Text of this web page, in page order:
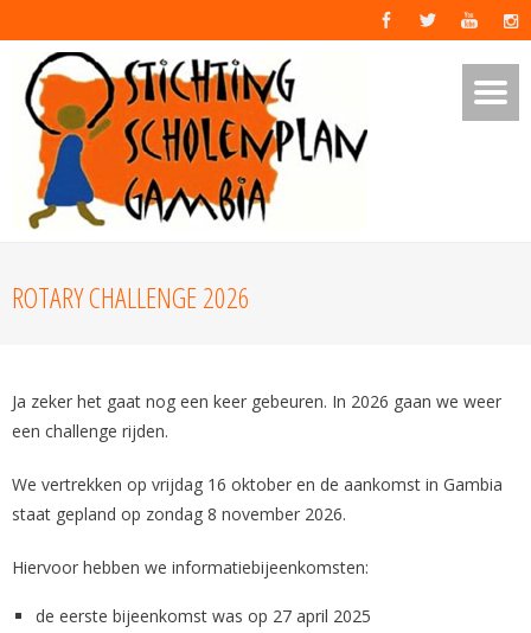
ROTARY CHALLENGE 2026
Ja zeker het gaat nog een keer gebeuren. In 2026 gaan we weer
een challenge rijden.
We vertrekken op vrijdag 16 oktober en de aankomst in Gambia
staat gepland op zondag 8 november 2026.
Hiervoor hebben we informatiebijeenkomsten:
de eerste bijeenkomst was op 27 april 2025